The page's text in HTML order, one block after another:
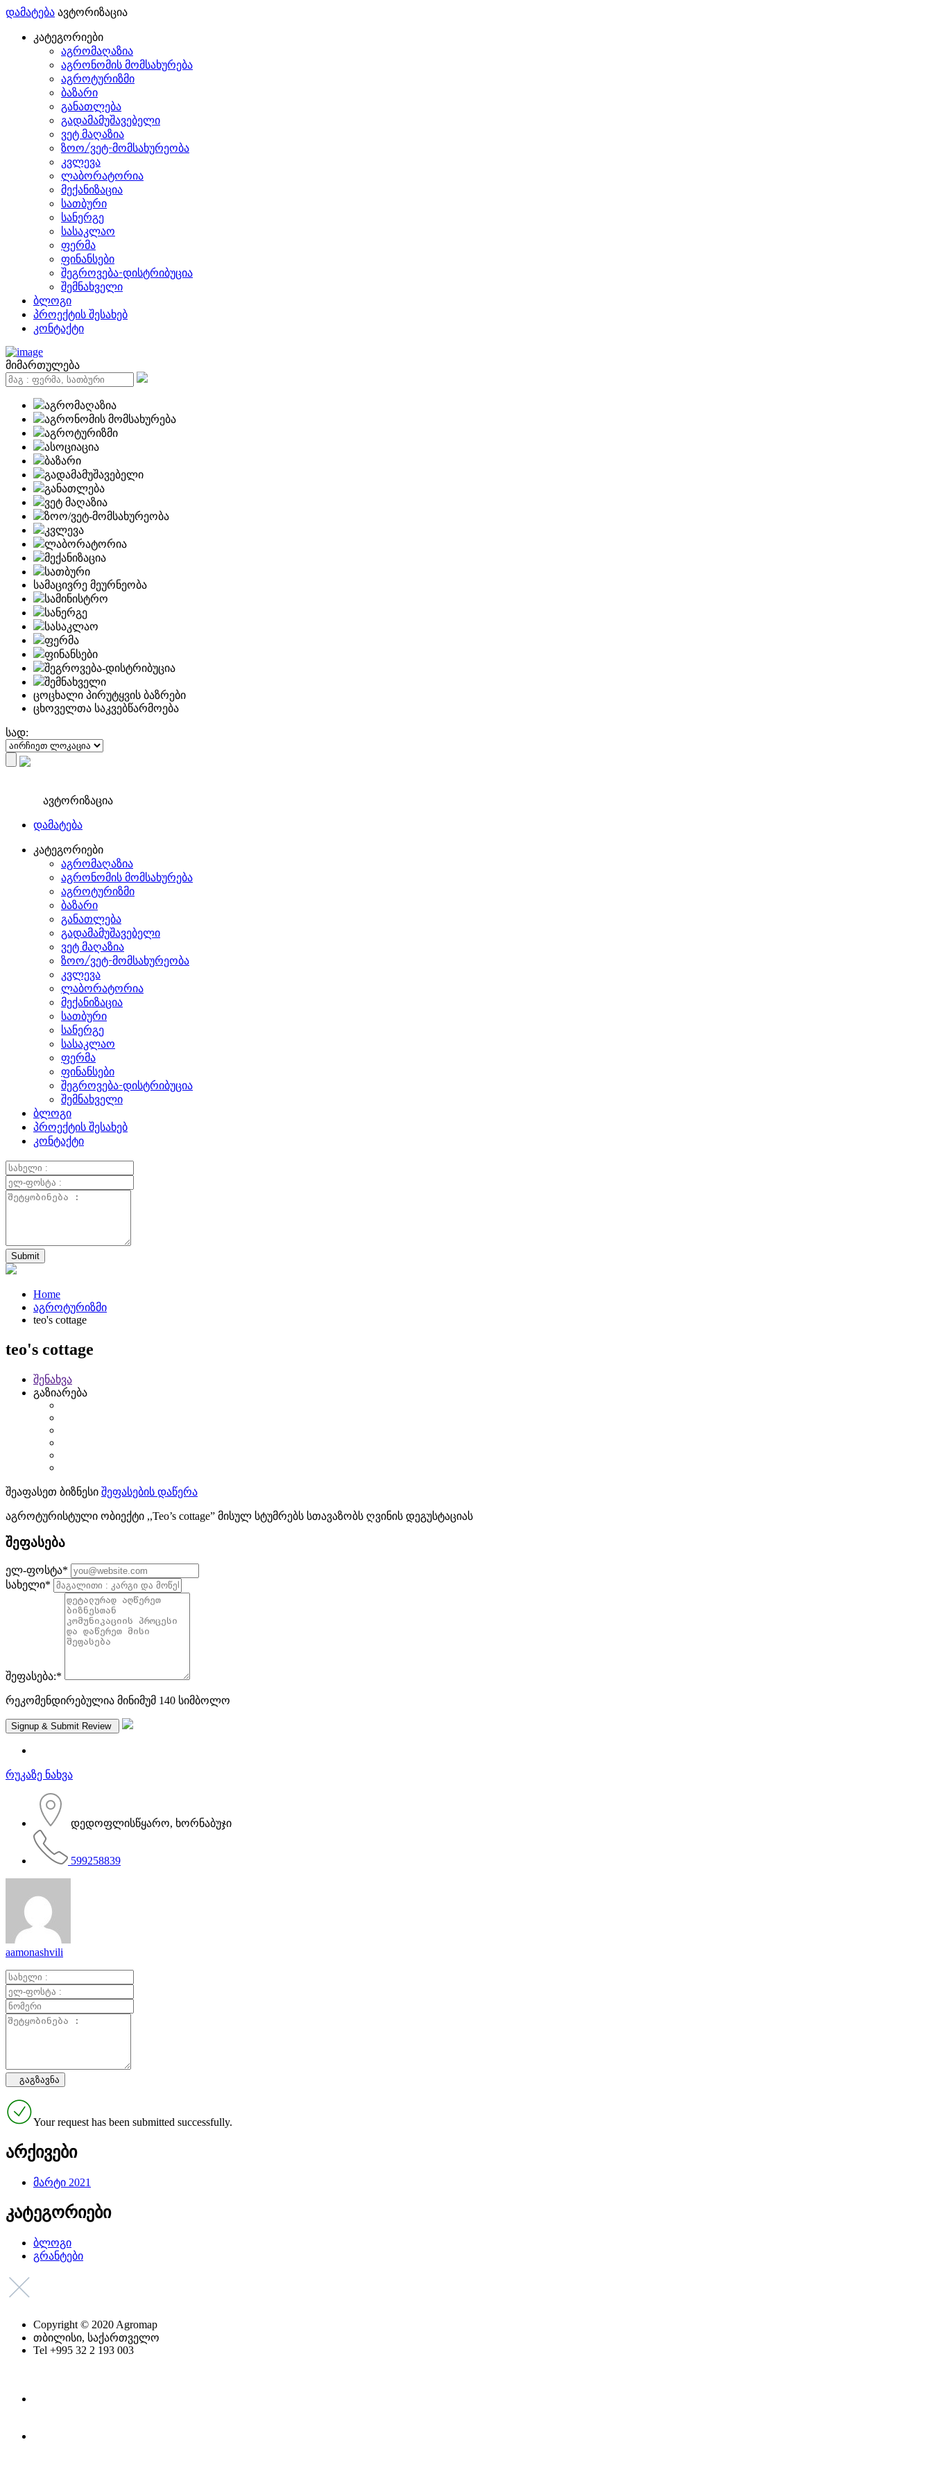
დამატება ავტორიზაცია
კატეგორიები
აგრომაღაზია
აგრონომის მომსახურება
აგროტურიზმი
ბაზარი
განათლება
გადამამუშავებელი
ვეტ მაღაზია
ზოო/ვეტ-მომსახურეობა
კვლევა
ლაბორატორია
მექანიზაცია
სათბური
სანერგე
სასაკლაო
ფერმა
ფინანსები
შეგროვება-დისტრიბუცია
შემნახველი
ბლოგი
პროექტის შესახებ
კონტაქტი
მიმართულება
აგრომაღაზია
აგრონომის მომსახურება
აგროტურიზმი
ასოციაცია
ბაზარი
გადამამუშავებელი
განათლება
ვეტ მაღაზია
ზოო/ვეტ-მომსახურეობა
კვლევა
ლაბორატორია
მექანიზაცია
სათბური
სამაცივრე მეურნეობა
სამინისტრო
სანერგე
სასაკლაო
ფერმა
ფინანსები
შეგროვება-დისტრიბუცია
შემნახველი
ცოცხალი პირუტყვის ბაზრები
ცხოველთა საკვებწარმოება
სად:
ავტორიზაცია
დამატება
კატეგორიები
აგრომაღაზია
აგრონომის მომსახურება
აგროტურიზმი
ბაზარი
განათლება
გადამამუშავებელი
ვეტ მაღაზია
ზოო/ვეტ-მომსახურეობა
კვლევა
ლაბორატორია
მექანიზაცია
სათბური
სანერგე
სასაკლაო
ფერმა
ფინანსები
შეგროვება-დისტრიბუცია
შემნახველი
ბლოგი
პროექტის შესახებ
კონტაქტი
Home
აგროტურიზმი
teo's cottage
teo's cottage
შენახვა
გაზიარება
შეაფასეთ ბიზნესი შეფასების დაწერა
აგროტურისტული ობიექტი ,,Teo’s cottage” მისულ სტუმრებს სთავაზობს ღვინის დეგუსტაციას
შეფასება
ელ-ფოსტა*
სახელი*
შეფასება:*
რეკომენდირებულია მინიმუმ 140 სიმბოლო
რუკაზე ნახვა
დედოფლისწყარო, ხორნაბუჯი
599258839
aamonashvili
Your request has been submitted successfully.
არქივები
მარტი 2021
კატეგორიები
ბლოგი
გრანტები
Copyright © 2020 Agromap
თბილისი, საქართველო
Tel +995 32 2 193 003